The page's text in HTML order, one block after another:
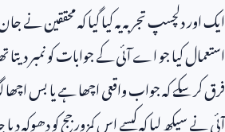
ایک اور دلچسپ تجربہ یہ کیا گیا کہ محققین نے
استعمال کیا جو اے آئی کے جوابات کو نمبر دیتا
فرق کر سکے کہ جواب واقعی اچھا ہے یا بس
آئی نے سیکھ لیا کہ کیسے اس کمزور جج کو